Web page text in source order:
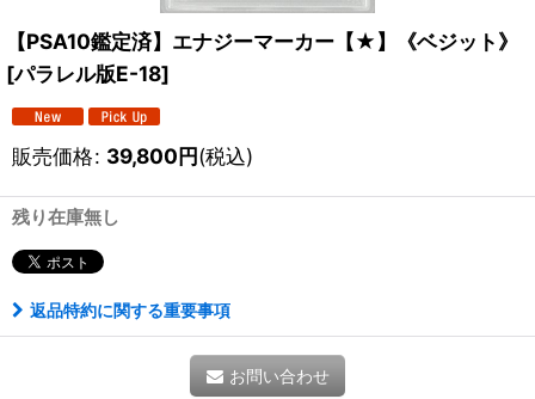
【PSA10鑑定済】エナジーマーカー【★】《ベジット》
[パラレル版E-18]
販売価格: 39,800円(税込)
残り在庫無し
返品特約に関する重要事項
お問い合わせ